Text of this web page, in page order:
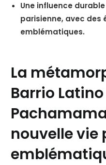
Une influence
parisienne, avec des
emblématiques.
La
Barrio
nouvelle vie